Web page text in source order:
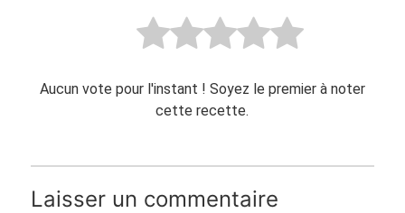
Aucun vote pour l'instant ! Soyez le premier à noter
cette recette.
Laisser un commentaire